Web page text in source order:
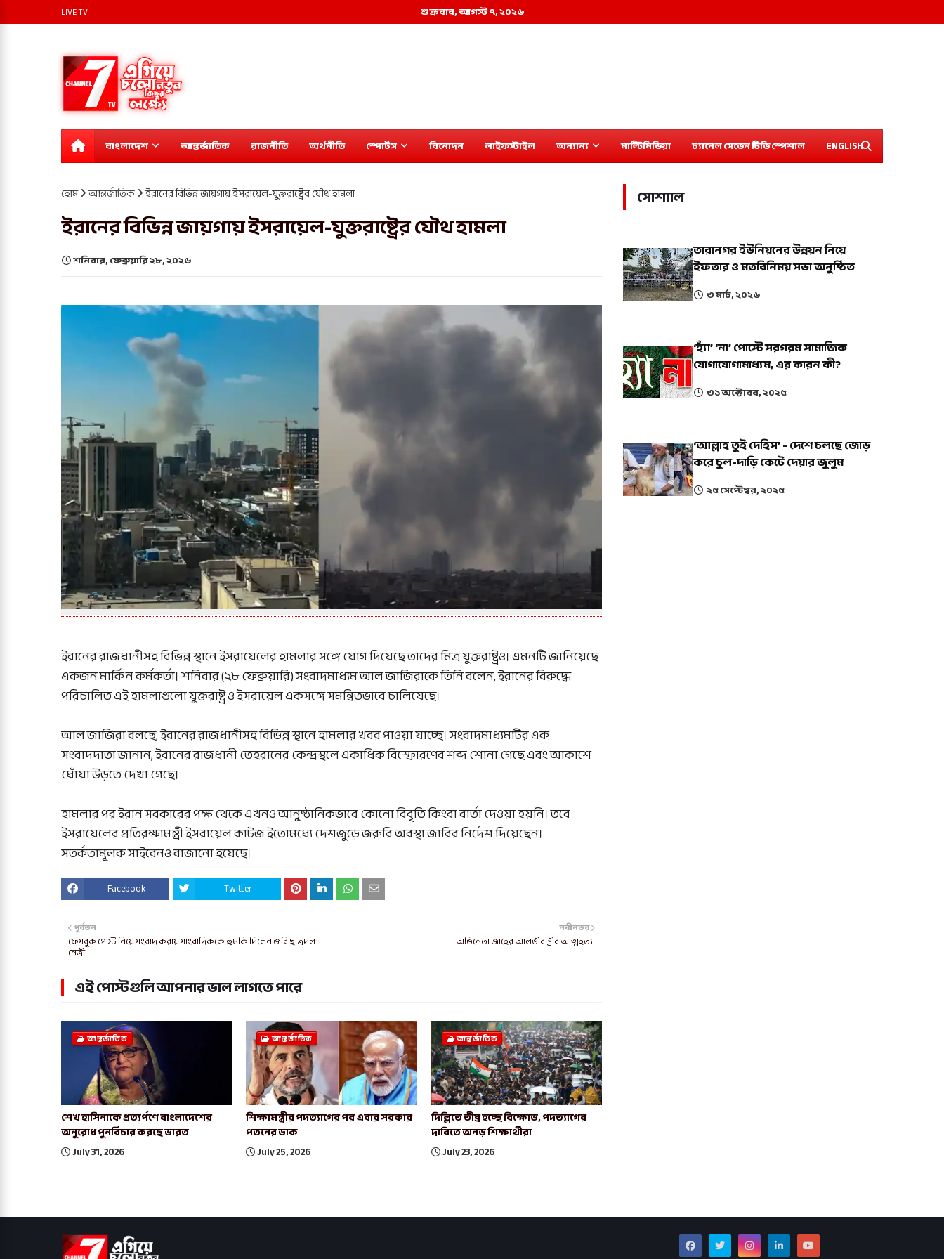
শুক্রবার, আগস্ট ৭, ২০২৬
LIVE TV
বাংলাদেশ আন্তর্জাতিক রাজনীতি অর্থনীতি স্পোর্টস বিনোদন লাইফস্টাইল অন্যান্য মাল্টিমিডিয়া চ্যানেল সেভেন টিভি স্পেশাল ENGLISH
হোম আন্তর্জাতিক ইরানের বিভিন্ন জায়গায় ইসরায়েল-যুক্তরাষ্ট্রের যৌথ হামলা
ইরানের বিভিন্ন জায়গায় ইসরায়েল-যুক্তরাষ্ট্রের যৌথ হামলা
শনিবার, ফেব্রুয়ারি ২৮, ২০২৬
ইরানের রাজধানীসহ বিভিন্ন স্থানে ইসরায়েলের হামলার সঙ্গে যোগ দিয়েছে তাদের মিত্র যুক্তরাষ্ট্রও। এমনটি জানিয়েছে
একজন মার্কিন কর্মকর্তা। শনিবার (২৮ ফেব্রুয়ারি) সংবাদমাধ্যম আল জাজিরাকে তিনি বলেন, ইরানের বিরুদ্ধে
পরিচালিত এই হামলাগুলো যুক্তরাষ্ট্র ও ইসরায়েল একসঙ্গে সমন্বিতভাবে চালিয়েছে।
আল জাজিরা বলছে, ইরানের রাজধানীসহ বিভিন্ন স্থানে হামলার খবর পাওয়া যাচ্ছে। সংবাদমাধ্যমটির এক
সংবাদদাতা জানান, ইরানের রাজধানী তেহরানের কেন্দ্রস্থলে একাধিক বিস্ফোরণের শব্দ শোনা গেছে এবং আকাশে
ধোঁয়া উড়তে দেখা গেছে।
হামলার পর ইরান সরকারের পক্ষ থেকে এখনও আনুষ্ঠানিকভাবে কোনো বিবৃতি কিংবা বার্তা দেওয়া হয়নি। তবে
ইসরায়েলের প্রতিরক্ষামন্ত্রী ইসরায়েল কাটজ ইতোমধ্যে দেশজুড়ে জরুরি অবস্থা জারির নির্দেশ দিয়েছেন।
সতর্কতামূলক সাইরেনও বাজানো হয়েছে।
Facebook Twitter
নবীনতর
অভিনেতা জাহের আলভীর স্ত্রীর আত্মহত্যা
পূর্বতন
ফেসবুক পোস্ট নিয়ে সংবাদ করায় সাংবাদিককে হুমকি দিলেন জবি ছাত্রদল
নেত্রী
এই পোস্টগুলি আপনার ভাল লাগতে পারে
আন্তর্জাতিক
শেখ হাসিনাকে প্রত্যর্পণে বাংলাদেশের
অনুরোধ পুনর্বিচার করছে ভারত
July 31, 2026
আন্তর্জাতিক
শিক্ষামন্ত্রীর পদত্যাগের পর এবার সরকার
পতনের ডাক
July 25, 2026
আন্তর্জাতিক
দিল্লিতে তীব্র হচ্ছে বিক্ষোভ, পদত্যাগের
দাবিতে অনড় শিক্ষার্থীরা
July 23, 2026
সোশ্যাল
তারানগর ইউনিয়নের উন্নয়ন নিয়ে
ইফতার ও মতবিনিময় সভা অনুষ্ঠিত
৩ মার্চ, ২০২৬
‘হ্যাঁ’ ‘না’ পোস্টে সরগরম সামাজিক
যোগাযোগামাধ্যম, এর কারন কী?
৩১ অক্টোবর, ২০২৫
‘আল্লাহ তুই দেহিস’ - দেশে চলছে জোড়
করে চুল-দাড়ি কেটে দেয়ার জুলুম
২৫ সেপ্টেম্বর, ২০২৫